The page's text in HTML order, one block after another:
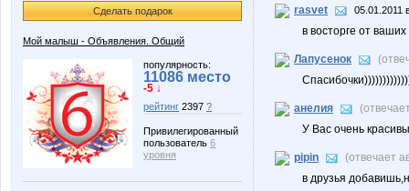
Сделать подарок
Мой малыш - Объявления. Общий
популярность:
11086 место
-5 ↓
рейтинг 2397 ?
Привилегированный
пользователь 6
уровня
rasvet 05.01.2011
в восторге от
Лапусенок
анелия
У Вас очень
pipin
(отвечает
в друзья